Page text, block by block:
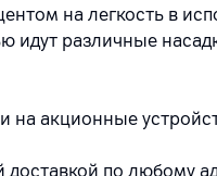
на легкость в
идут различные
на акционные
доставкой по любому